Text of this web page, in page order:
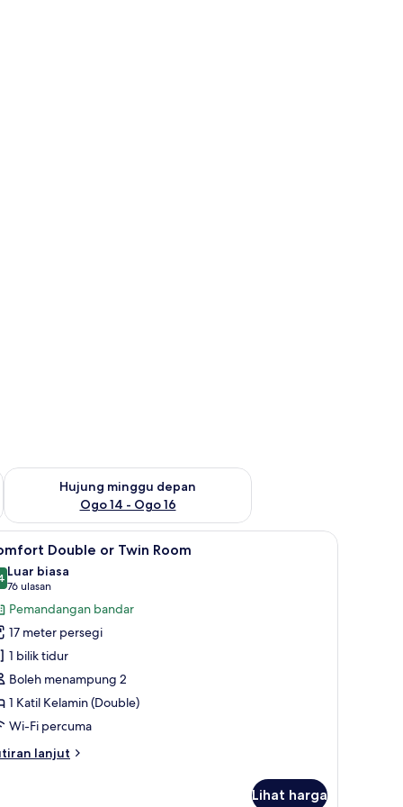
ini Ogo 7 - Ogo 9
Hujung minggu depan
Ogo 14 - Ogo 16
Semak ketersediaan untuk hujung minggu depan Ogo 14 -
tidur premium, gebar bulu kapas, peti besi dalam bilik
Comfort Double or Twin Room | Peralatan
19 Double or Twin Room
daripada 10
Luar biasa
76 ulasan
(76
ulasan)
Pemandangan bandar
17 meter persegi
1 bilik tidur
Boleh menampung 2
1 Katil Kelamin (Double)
Wi-Fi percuma
lanjut
Lihat harga